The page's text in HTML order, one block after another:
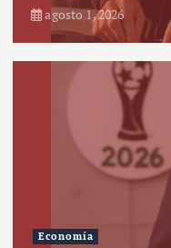
agosto 1, 2026
Economía